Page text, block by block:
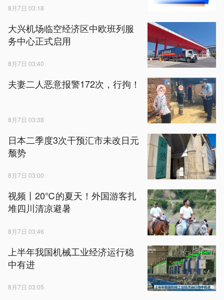
8月7日 03:18
大兴机场临空经济区中欧班列服
务中心正式启用
8月7日 03:40
夫妻二人恶意报警172次，行拘！
8月7日 03:38
日本二季度3次干预汇市未改日元
颓势
8月7日 03:00
视频丨20℃的夏天！外国游客扎
堆四川清凉避暑
8月7日 03:46
上半年我国机械工业经济运行稳
中有进
8月7日 03:05